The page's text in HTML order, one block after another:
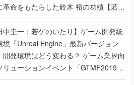
革命をもたらした鈴木 裕の功績【若ゲ
たり】
中圭一：若ゲのいたり】ゲーム開発統
境「Unreal Engine」最新バージョン
開発環境はどう変わる？ ゲーム業界向
リューションイベント「GTMF2019」
って、より理解を深めよう【PR】